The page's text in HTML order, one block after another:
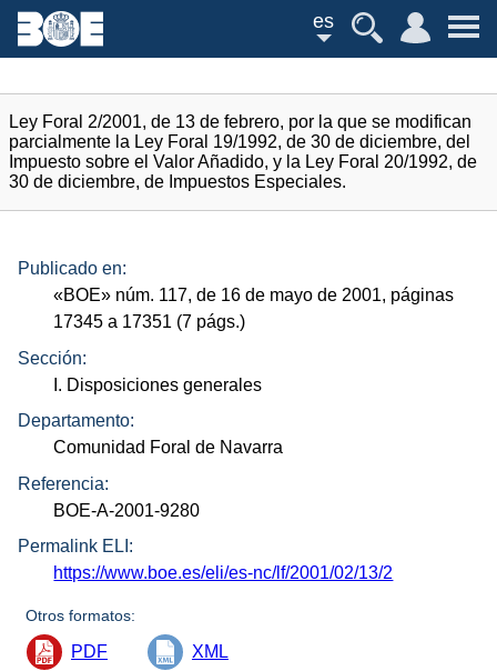
es
Ley Foral 2/2001, de 13 de febrero, por la que se modifican
parcialmente la Ley Foral 19/1992, de 30 de diciembre, del
Impuesto sobre el Valor Añadido, y la Ley Foral 20/1992, de
30 de diciembre, de Impuestos Especiales.
Publicado en:
«BOE» núm. 117, de 16 de mayo de 2001, páginas
17345 a 17351 (7 págs.)
Sección:
I. Disposiciones generales
Departamento:
Comunidad Foral de Navarra
Referencia:
BOE-A-2001-9280
Permalink ELI:
https://www.boe.es/eli/es-nc/lf/2001/02/13/2
Otros formatos:
PDF XML